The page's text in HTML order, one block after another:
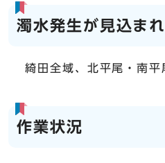
濁水発生が見込ま
綺田全域、北平尾・南平
作業状況